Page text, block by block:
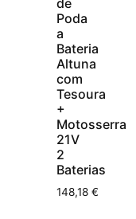
de
Poda
a
Bateria
Altuna
com
Tesoura
+
Motosserra
21V
2
Baterias
148,18 €